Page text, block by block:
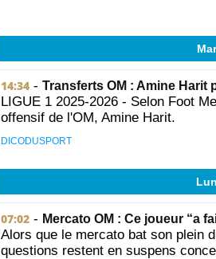
14:34 - Transferts OM : Amine Harit
LIGUE 1 2025-2026 - Selon Foot
offensif de l'OM, Amine Harit.
DICODUSPORT
07:02 - Mercato OM : Ce joueur “a
Alors que le mercato bat son plein
questions restent en suspens